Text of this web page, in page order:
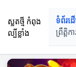
ស្លតថ្មី កំពុង
ល្បីខ្លាំង
ទំព័រដ
ព្រឹត្តិ